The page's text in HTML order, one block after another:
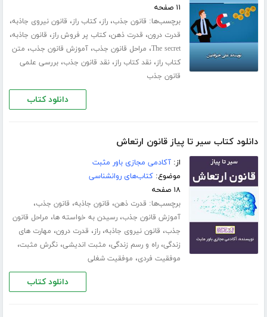
۱۱ صفحه
برچسب‌ها: قانون جذب،راز،کتاب راز، قانون نیروی جاذبه،
قدرت درون، قدرت ذهن،کتاب پر فروش راز، قانون جاذبه،
The secret، مراحل قانون جذب،آموزش قانون جذب، متن
کتاب راز،نقد کتاب راز،نقد قانون جذب،بررسی علمی
قانون جذب
دانلود کتاب
دانلود کتاب سیر تا پیاز قانون ارتعاش
از:آکادمی مجازی باور مثبت
موضوع:کتاب‌های روانشناسی
۱۸ صفحه
برچسب‌ها: قدرت ذهن، قانون جاذبه، قانون جذب،
آموزش قانون جذب،رسیدن به خواسته ها، مراحل قانون
جذب، قانون نیروی جاذبه،راز، قدرت درون، مهارت های
زندگی،راه و رسم زندگی، مثبت اندیشی،نگرش مثبت،
موفقیت فردی، موفقیت شغلی
دانلود کتاب